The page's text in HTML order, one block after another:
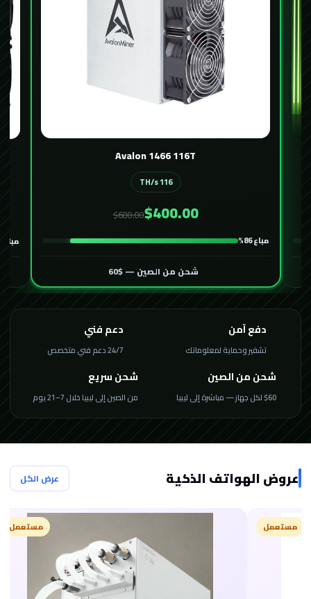
Avalon 1466 116T
116 TH/s
$400.00
$600.00
مباع 86%
شحن من الصين — $60
مباع 82%
دفع آمن
تشفير وحماية لمعلوماتك
دعم فني
24/7 دعم فني متخصص
شحن من الصين
$60 لكل جهاز — مباشرة إلى ليبيا
شحن سريع
من الصين إلى ليبيا خلال 7–21 يوم
عروض الهواتف الذكية عرض الكل
مستعمل مستعمل